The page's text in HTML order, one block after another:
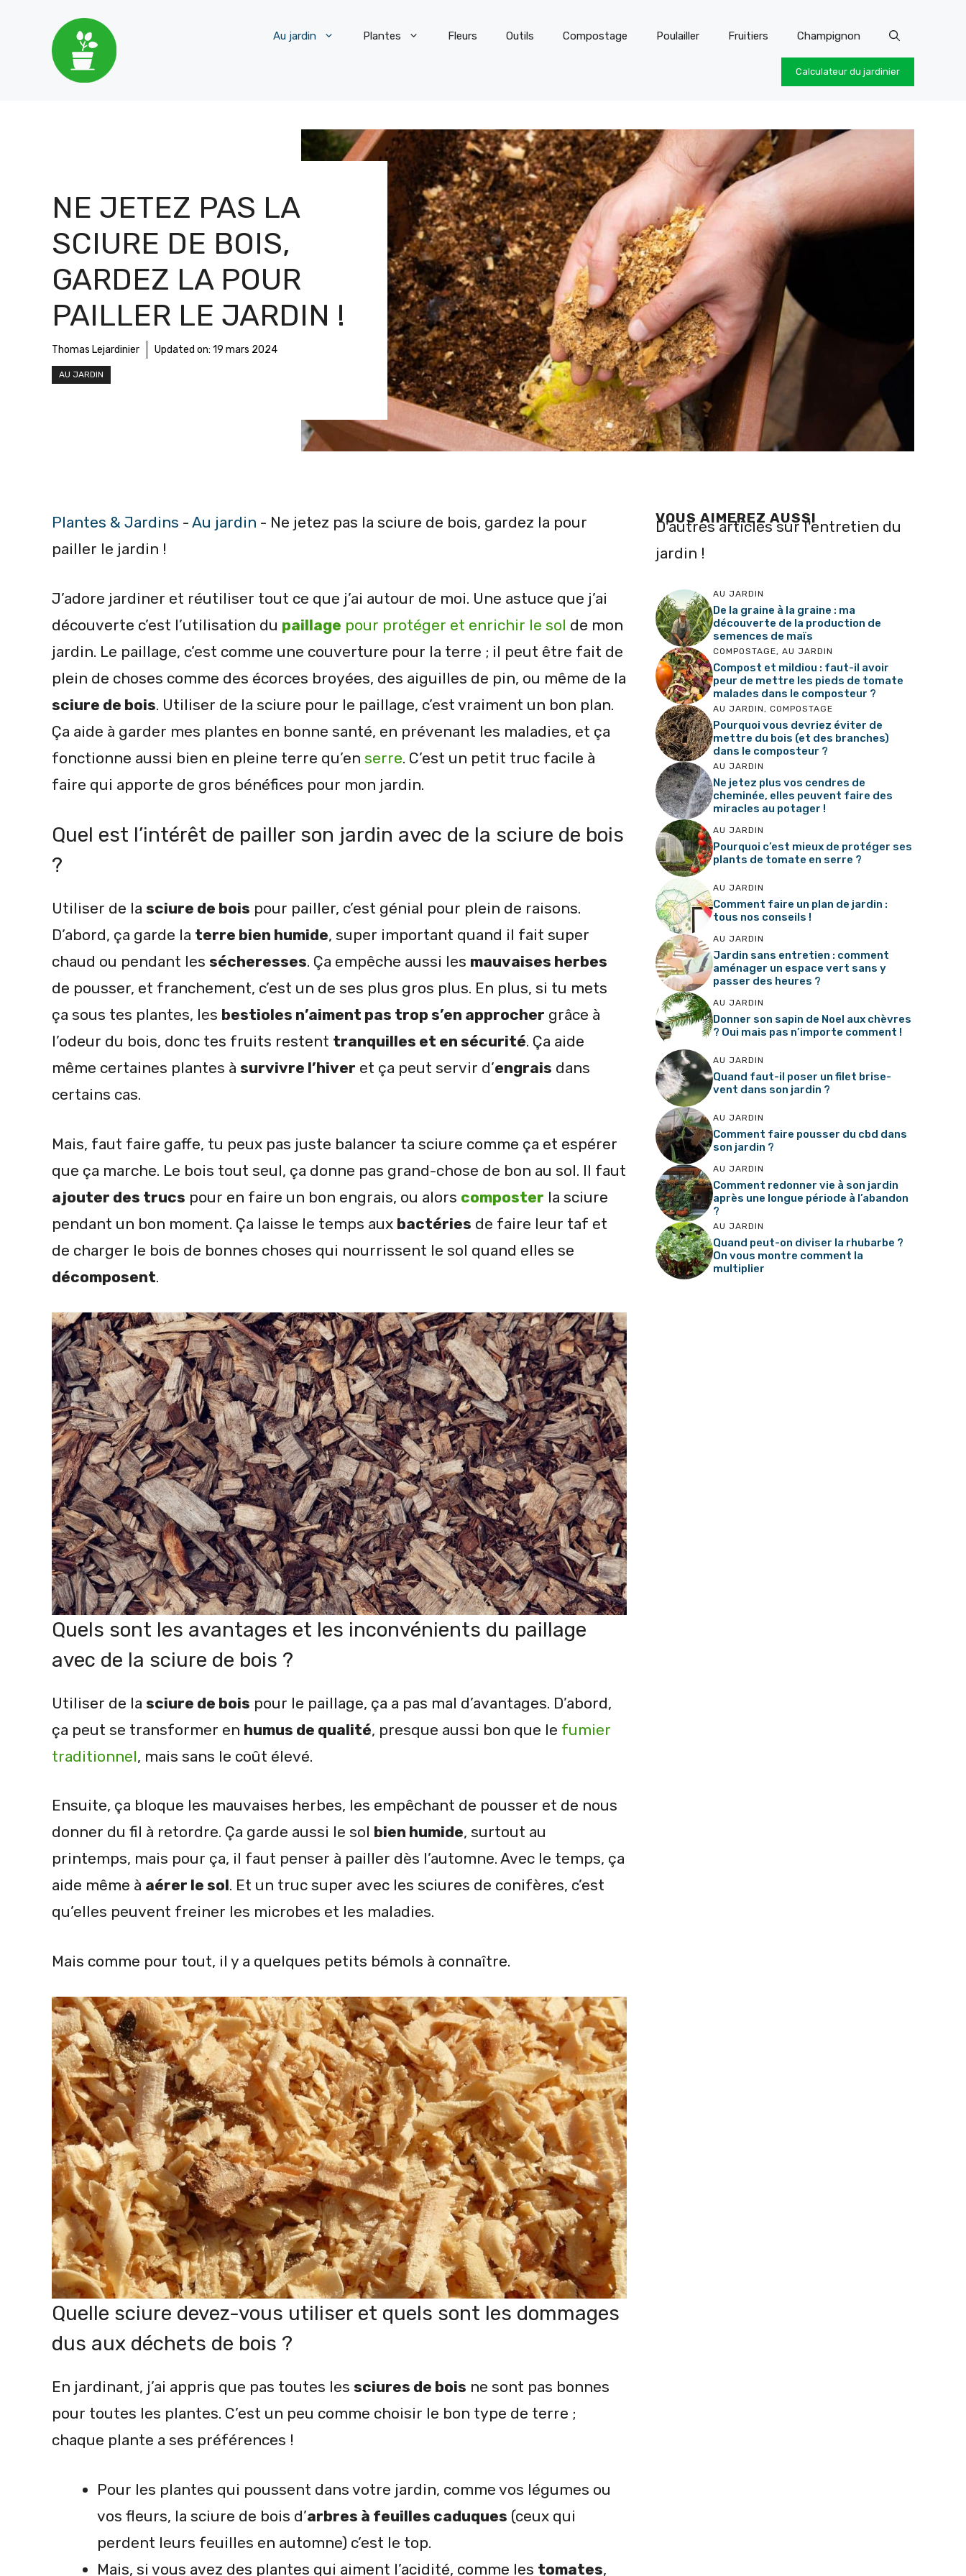
contenu
Au jardin Plantes Fleurs Outils Compostage Poulailler Fruitiers Champignon
Calculateur du jardinier
NE JETEZ PAS LA
SCIURE DE BOIS,
GARDEZ LA POUR
PAILLER LE JARDIN !
Thomas Lejardinier Updated on: 19 mars 2024
AU JARDIN
Plantes & Jardins - Au jardin - Ne jetez pas la sciure de bois, gardez la pour
pailler le jardin !
J’adore jardiner et réutiliser tout ce que j’ai autour de moi. Une astuce que j’ai
découverte c’est l’utilisation du paillage pour protéger et enrichir le sol de mon
jardin. Le paillage, c’est comme une couverture pour la terre ; il peut être fait de
plein de choses comme des écorces broyées, des aiguilles de pin, ou même de la
sciure de bois. Utiliser de la sciure pour le paillage, c’est vraiment un bon plan.
Ça aide à garder mes plantes en bonne santé, en prévenant les maladies, et ça
fonctionne aussi bien en pleine terre qu’en serre. C’est un petit truc facile à
faire qui apporte de gros bénéfices pour mon jardin.
Quel est l’intérêt de pailler son jardin avec de la sciure de bois
?
Utiliser de la sciure de bois pour pailler, c’est génial pour plein de raisons.
D’abord, ça garde la terre bien humide, super important quand il fait super
chaud ou pendant les sécheresses. Ça empêche aussi les mauvaises herbes
de pousser, et franchement, c’est un de ses plus gros plus. En plus, si tu mets
ça sous tes plantes, les bestioles n’aiment pas trop s’en approcher grâce à
l’odeur du bois, donc tes fruits restent tranquilles et en sécurité. Ça aide
même certaines plantes à survivre l’hiver et ça peut servir d’engrais dans
certains cas.
Mais, faut faire gaffe, tu peux pas juste balancer ta sciure comme ça et espérer
que ça marche. Le bois tout seul, ça donne pas grand-chose de bon au sol. Il faut
ajouter des trucs pour en faire un bon engrais, ou alors composter la sciure
pendant un bon moment. Ça laisse le temps aux bactéries de faire leur taf et
de charger le bois de bonnes choses qui nourrissent le sol quand elles se
décomposent.
Quels sont les avantages et les inconvénients du paillage
avec de la sciure de bois ?
Utiliser de la sciure de bois pour le paillage, ça a pas mal d’avantages. D’abord,
ça peut se transformer en humus de qualité, presque aussi bon que le fumier
traditionnel, mais sans le coût élevé.
Ensuite, ça bloque les mauvaises herbes, les empêchant de pousser et de nous
donner du fil à retordre. Ça garde aussi le sol bien humide, surtout au
printemps, mais pour ça, il faut penser à pailler dès l’automne. Avec le temps, ça
aide même à aérer le sol. Et un truc super avec les sciures de conifères, c’est
qu’elles peuvent freiner les microbes et les maladies.
Mais comme pour tout, il y a quelques petits bémols à connaître.
Quelle sciure devez-vous utiliser et quels sont les dommages
dus aux déchets de bois ?
En jardinant, j’ai appris que pas toutes les sciures de bois ne sont pas bonnes
pour toutes les plantes. C’est un peu comme choisir le bon type de terre ;
chaque plante a ses préférences !
Pour les plantes qui poussent dans votre jardin, comme vos légumes ou
vos fleurs, la sciure de bois d’arbres à feuilles caduques (ceux qui
perdent leurs feuilles en automne) c’est le top.
Mais, si vous avez des plantes qui aiment l’acidité, comme les tomates,
VOUS AIMEREZ AUSSI
D'autres articles sur l'entretien du
jardin !
AU JARDIN
De la graine à la graine : ma
découverte de la production de
semences de maïs
COMPOSTAGE, AU JARDIN
Compost et mildiou : faut-il avoir
peur de mettre les pieds de tomate
malades dans le composteur ?
AU JARDIN, COMPOSTAGE
Pourquoi vous devriez éviter de
mettre du bois (et des branches)
dans le composteur ?
AU JARDIN
Ne jetez plus vos cendres de
cheminée, elles peuvent faire des
miracles au potager !
AU JARDIN
Pourquoi c’est mieux de protéger ses
plants de tomate en serre ?
AU JARDIN
Comment faire un plan de jardin :
tous nos conseils !
AU JARDIN
Jardin sans entretien : comment
aménager un espace vert sans y
passer des heures ?
AU JARDIN
Donner son sapin de Noel aux chèvres
? Oui mais pas n’importe comment !
AU JARDIN
Quand faut-il poser un filet brise-
vent dans son jardin ?
AU JARDIN
Comment faire pousser du cbd dans
son jardin ?
AU JARDIN
Comment redonner vie à son jardin
après une longue période à l’abandon
?
AU JARDIN
Quand peut-on diviser la rhubarbe ?
On vous montre comment la
multiplier